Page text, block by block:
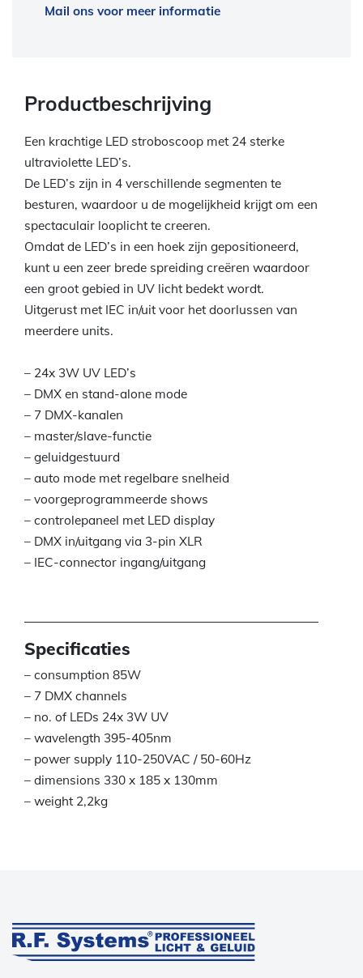
Mail ons voor meer informatie
Productbeschrijving
Een krachtige LED stroboscoop met 24 sterke
ultraviolette LED’s.
De LED’s zijn in 4 verschillende segmenten te
besturen, waardoor u de mogelijkheid krijgt om een
spectaculair looplicht te creeren.
Omdat de LED’s in een hoek zijn gepositioneerd,
kunt u een zeer brede spreiding creëren waardoor
een groot gebied in UV licht bedekt wordt.
Uitgerust met IEC in/uit voor het doorlussen van
meerdere units.
– 24x 3W UV LED’s
– DMX en stand-alone mode
– 7 DMX-kanalen
– master/slave-functie
– geluidgestuurd
– auto mode met regelbare snelheid
– voorgeprogrammeerde shows
– controlepaneel met LED display
– DMX in/uitgang via 3-pin XLR
– IEC-connector ingang/uitgang
Specificaties
– consumption 85W
– 7 DMX channels
– no. of LEDs 24x 3W UV
– wavelength 395-405nm
– power supply 110-250VAC / 50-60Hz
– dimensions 330 x 185 x 130mm
– weight 2,2kg